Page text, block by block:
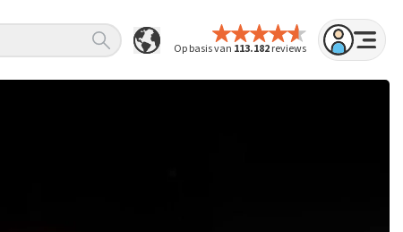
Op basis van 113.182reviews